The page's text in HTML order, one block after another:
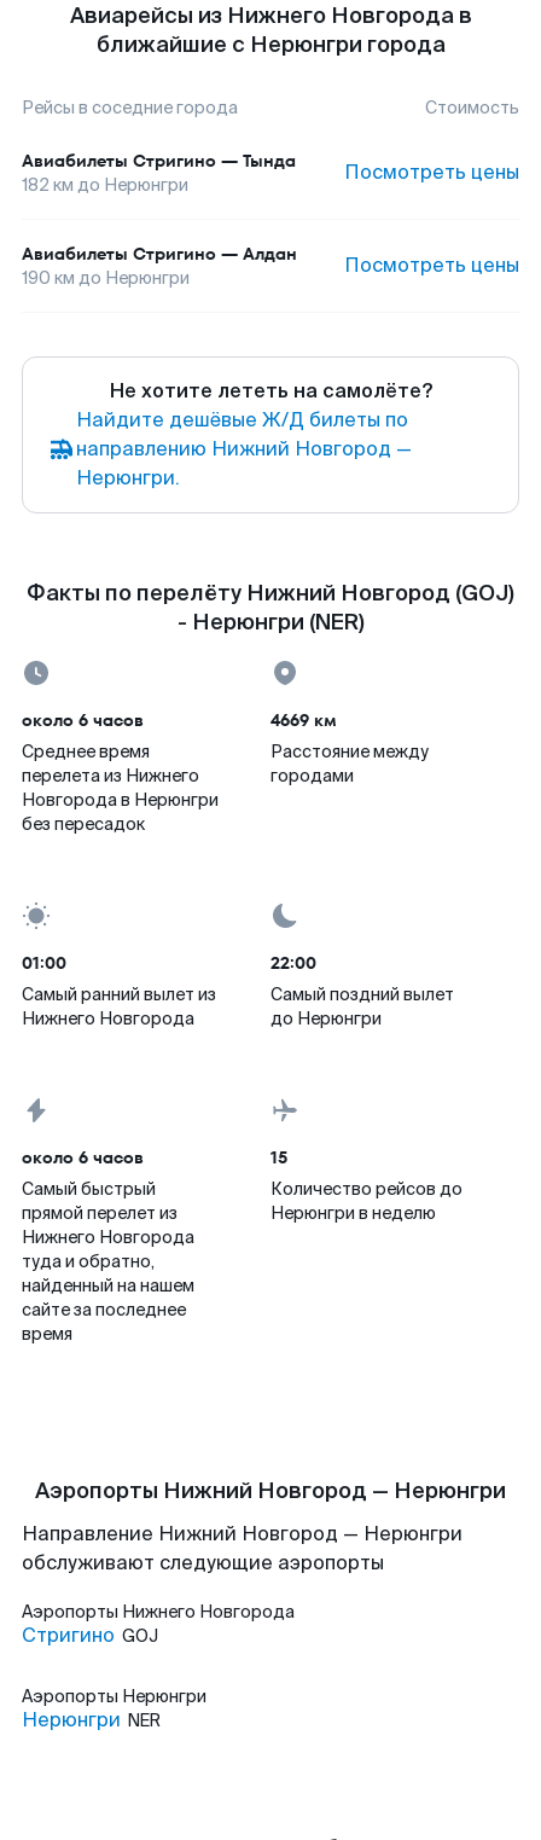
Авиарейсы из Нижнего Новгорода в
ближайшие с Нерюнгри города
Рейсы в соседние города Стоимость
Авиабилеты Стригино — Тында
182 км до Нерюнгри Посмотреть цены
Авиабилеты Стригино — Алдан
190 км до Нерюнгри Посмотреть цены
Не хотите лететь на самолёте?
Найдите дешёвые Ж/Д билеты по
направлению Нижний Новгород —
Нерюнгри.
Факты по перелёту Нижний Новгород (GOJ)
- Нерюнгри (NER)
около 6 часов
Среднее время
перелета из Нижнего
Новгорода в Нерюнгри
без пересадок
4669 км
Расстояние между
городами
01:00
Самый ранний вылет из
Нижнего Новгорода
22:00
Самый поздний вылет
до Нерюнгри
около 6 часов
Самый быстрый
прямой перелет из
Нижнего Новгорода
туда и обратно,
найденный на нашем
сайте за последнее
время
15
Количество рейсов до
Нерюнгри в неделю
Аэропорты Нижний Новгород — Нерюнгри
Направление Нижний Новгород — Нерюнгри
обслуживают следующие аэропорты
Аэропорты Нижнего Новгорода
Стригино GOJ
Аэропорты Нерюнгри
Нерюнгри NER